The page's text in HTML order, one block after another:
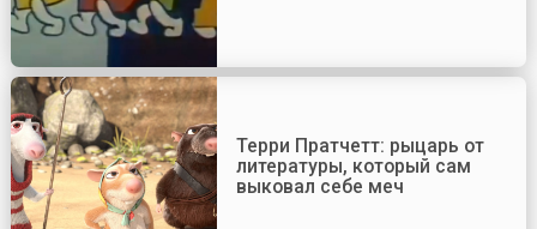
Терри Пратчетт: рыцарь от
литературы, который сам
выковал себе меч